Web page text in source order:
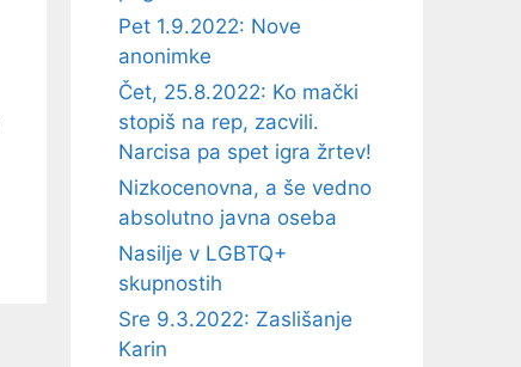
Pet 1.9.2022: Nove
anonimke
Čet, 25.8.2022: Ko mački
stopiš na rep, zacvili.
Narcisa pa spet igra žrtev!
Nizkocenovna, a še vedno
absolutno javna oseba
Nasilje v LGBTQ+
skupnostih
Sre 9.3.2022: Zaslišanje
Karin